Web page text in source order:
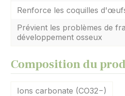
Renforce les coquilles
Prévient les problèmes de
développement osseux
Composition du
Ions carbonate (CO32−)